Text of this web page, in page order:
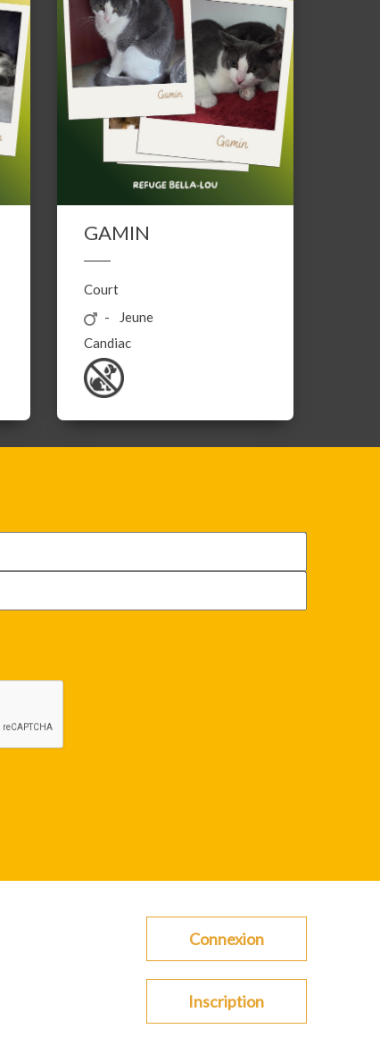
GAMIN
Court
Jeune
Candiac
Connexion
Inscription